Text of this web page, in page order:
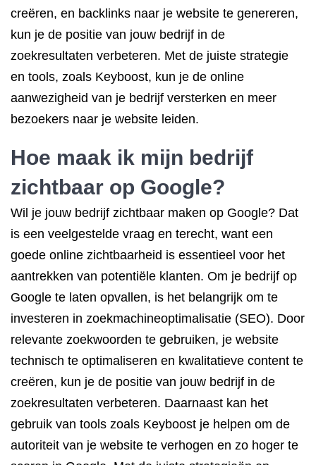
creëren, en backlinks naar je website te genereren,
kun je de positie van jouw bedrijf in de
zoekresultaten verbeteren. Met de juiste strategie
en tools, zoals Keyboost, kun je de online
aanwezigheid van je bedrijf versterken en meer
bezoekers naar je website leiden.
Hoe maak ik mijn bedrijf
zichtbaar op Google?
Wil je jouw bedrijf zichtbaar maken op Google? Dat
is een veelgestelde vraag en terecht, want een
goede online zichtbaarheid is essentieel voor het
aantrekken van potentiële klanten. Om je bedrijf op
Google te laten opvallen, is het belangrijk om te
investeren in zoekmachineoptimalisatie (SEO). Door
relevante zoekwoorden te gebruiken, je website
technisch te optimaliseren en kwalitatieve content te
creëren, kun je de positie van jouw bedrijf in de
zoekresultaten verbeteren. Daarnaast kan het
gebruik van tools zoals Keyboost je helpen om de
autoriteit van je website te verhogen en zo hoger te